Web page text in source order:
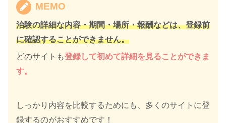
MEMO
治験の詳細な内容・期間・場所・報酬などは、登録前
に確認することができません。
どのサイトも登録して初めて詳細を見ることができま
す。
しっかり内容を比較するためにも、多くのサイトに登
録するのがおすすめです！